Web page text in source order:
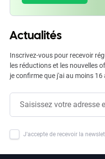
Actualités
Inscrivez-vous pour recevoir
les réductions et les nouvelles
je confirme que j'ai au moins 16
J'accepte de recevoir la